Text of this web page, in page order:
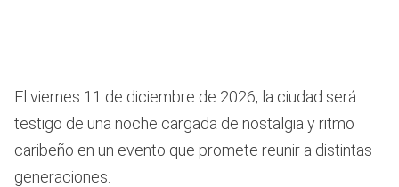
El viernes 11 de diciembre de 2026, la ciudad será
testigo de una noche cargada de nostalgia y ritmo
caribeño en un evento que promete reunir a distintas
generaciones.